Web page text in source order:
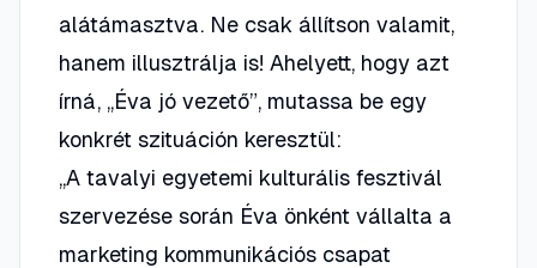
alátámasztva. Ne csak állítson valamit,
hanem illusztrálja is! Ahelyett, hogy azt
írná, „Éva jó vezető”, mutassa be egy
konkrét szituáción keresztül:
„A tavalyi egyetemi kulturális fesztivál
szervezése során Éva önként vállalta a
marketing kommunikációs csapat